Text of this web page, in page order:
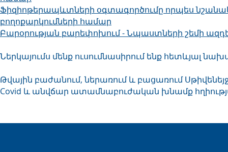
Ֆիզիոթերապևտների օգտագործումը որպես
բողոքարկումների համար
Բարօրության բարեփոխում - Նպաստների շեմի
Ներկայումս մենք ուսումնասիրում ենք հետևյալ
Թվային բաժանում, ներառում և բացառում
Covid և անվճար ատամնաբուժական խնամք